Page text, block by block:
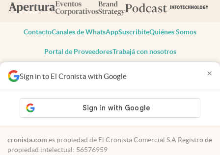
Sign in to El Cronista with Google ×
ContactoCanales de WhatsAppSuscribiteQuiénes Somos
Portal de ProveedoresTrabajá con nosotros
Todos los derechos reservados
Privacidad
Consentimiento
Tel:+54 11 7078-3270
cronista.com es propiedad de El Cronista Comercial S.A Registro de
propiedad intelectual: 56576959